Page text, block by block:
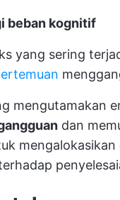
beban kognitif
yang sering
mengutamakan
dan
mengalokasikan